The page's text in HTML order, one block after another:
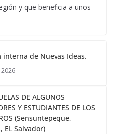
y que beneficia a unos
interna de Nuevas Ideas.
DE ALGUNOS
Y ESTUDIANTES DE LOS
(Sensuntepeque,
EL Salvador)